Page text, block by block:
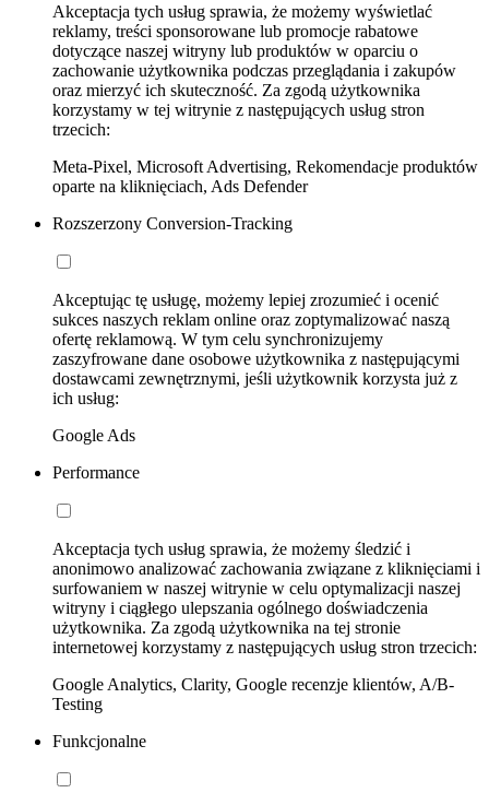
Akceptacja tych usług sprawia, że możemy wyświetlać
reklamy, treści sponsorowane lub promocje rabatowe
dotyczące naszej witryny lub produktów w oparciu o
zachowanie użytkownika podczas przeglądania i zakupów
oraz mierzyć ich skuteczność. Za zgodą użytkownika
korzystamy w tej witrynie z następujących usług stron
trzecich:
Meta-Pixel, Microsoft Advertising, Rekomendacje produktów
oparte na kliknięciach, Ads Defender
Rozszerzony Conversion-Tracking
Akceptując tę usługę, możemy lepiej zrozumieć i ocenić
sukces naszych reklam online oraz zoptymalizować naszą
ofertę reklamową. W tym celu synchronizujemy
zaszyfrowane dane osobowe użytkownika z następującymi
dostawcami zewnętrznymi, jeśli użytkownik korzysta już z
ich usług:
Google Ads
Performance
Akceptacja tych usług sprawia, że możemy śledzić i
anonimowo analizować zachowania związane z kliknięciami i
surfowaniem w naszej witrynie w celu optymalizacji naszej
witryny i ciągłego ulepszania ogólnego doświadczenia
użytkownika. Za zgodą użytkownika na tej stronie
internetowej korzystamy z następujących usług stron trzecich:
Google Analytics, Clarity, Google recenzje klientów, A/B-
Testing
Funkcjonalne